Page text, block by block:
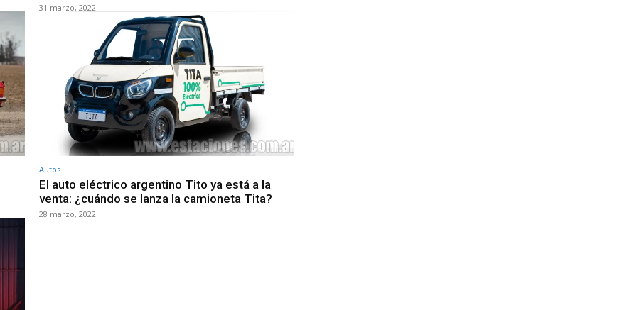
31 marzo, 2022
Autos
El auto eléctrico argentino Tito ya está a la
venta: ¿cuándo se lanza la camioneta Tita?
28 marzo, 2022